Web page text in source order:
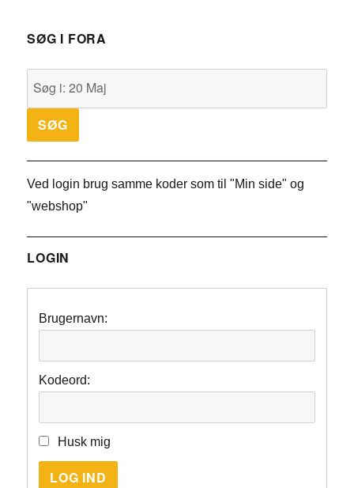
SØG I FORA
Ved login brug samme koder som til "Min side" og
"webshop"
LOGIN
Brugernavn:
Kodeord:
Husk mig
LOG IND